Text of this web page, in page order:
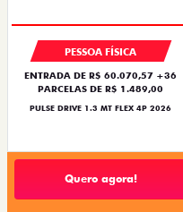
PESSOA FÍSICA
ENTRADA DE R$ 60.070,57 +36
PARCELAS DE R$ 1.489,00
PULSE DRIVE 1.3 MT FLEX 4P 2026
Quero agora!